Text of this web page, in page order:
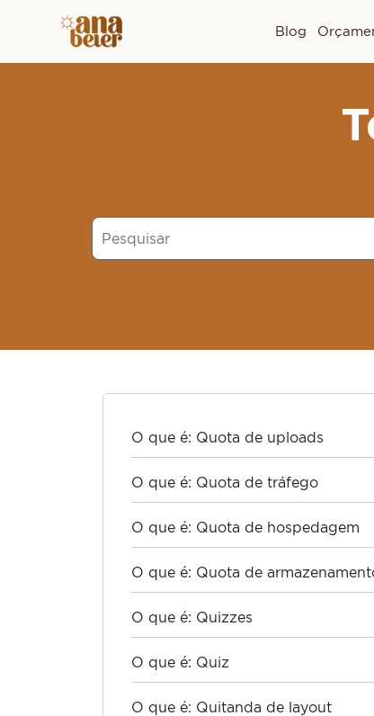
Blog
O que é: Quota de uploads
O que é: Quota de tráfego
O que é: Quota de hospedagem
O que é: Quota de
O que é: Quizzes
O que é: Quiz
O que é: Quitanda de layout